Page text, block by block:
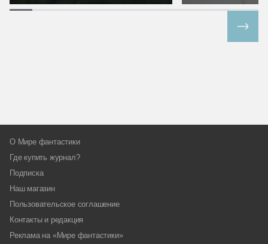
О Мире фантастики
Где купить журнал?
Подписка
Наш магазин
Пользовательское соглашение
Контакты и редакция
Реклама на «Мире фантастики»